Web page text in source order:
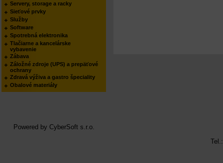
Servery, storage a racky
Sieťové prvky
Služby
Software
Spotrebná elektronika
Tlačiarne a kancelárske
vybavenie
Zábava
Záložné zdroje (UPS) a prepäťové
ochrany
Zdravá výživa a gastro špeciality
Obalové materiály
Powered by CyberSoft s.r.o.